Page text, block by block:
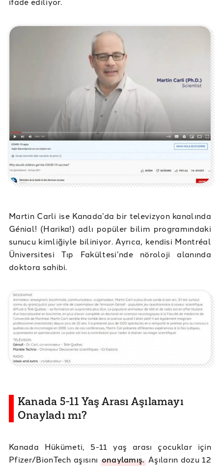
Martin Carli ise Kanada’da bir televizyon kanalında
Génial! (Harika!) adlı popüler bilim programındaki
sunucu kimliğiyle biliniyor. Ayrıca, kendisi Montréal
Üniversitesi Tıp Fakültesi’nde nöroloji alanında
doktora sahibi.
Kanada 5-11 Yaş Arası Aşılamayı
Onayladı mı?
Kanada Hükümeti, 5-11 yaş arası çocuklar için
Pfizer/BionTech aşısını onaylamış.Aşıların dozu 12